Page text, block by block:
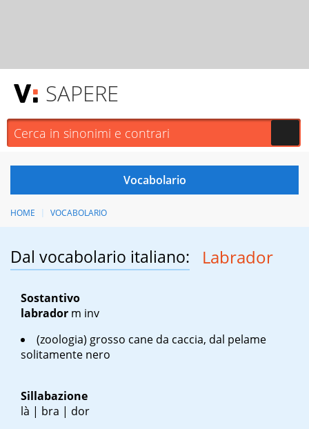
SAPERE
HOME VOCABOLARIO
Dal vocabolario italiano: Labrador
Sostantivo
labrador m inv
(zoologia) grosso cane da caccia, dal pelame
solitamente nero
Sillabazione
là | bra | dor